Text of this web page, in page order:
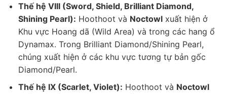
Thế hệ VIII (Sword, Shield, Brilliant Diamond,
Shining Pearl): Hoothoot và Noctowlxuất hiện ở
Khu vực Hoang dã (Wild Area) và trong các hang ổ
Dynamax. Trong Brilliant Diamond/Shining Pearl,
chúng xuất hiện ở các khu vực tương tự bản gốc
Diamond/Pearl.
Thế hệ IX (Scarlet, Violet): Hoothoot và Noctowl